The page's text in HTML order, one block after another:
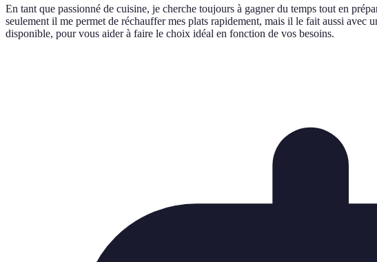
En tant que passionné de cuisine, je cherche toujours à gagner du temps tout en
seulement il me permet de réchauffer mes plats rapidement, mais il le fait aussi avec
disponible, pour vous aider à faire le choix idéal en fonction de vos besoins.